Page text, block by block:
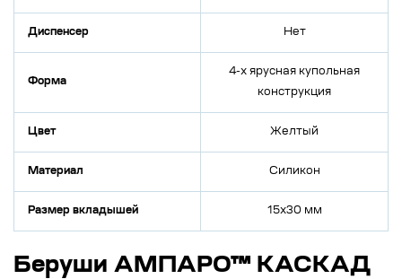
Диспенсер Нет
Форма
4-х ярусная купольная
конструкция
Цвет Желтый
Материал Силикон
Размер вкладышей 15х30 мм
Беруши АМПАРО™ КАСКАД